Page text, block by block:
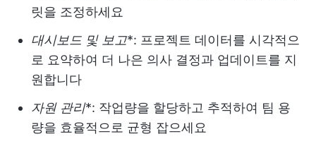
릿을 조정하세요
대시보드 및 보고*: 프로젝트 데이터를 시각적으
로 요약하여 더 나은 의사 결정과 업데이트를 지
원합니다
자원 관리*: 작업량을 할당하고 추적하여 팀 용
량을 효율적으로 균형 잡으세요